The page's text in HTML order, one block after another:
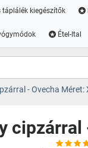
táplálék kiegészítők
Étel-Ital
- Ovecha Méret:
cipzárral